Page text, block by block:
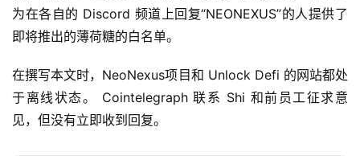
为在各自的 Discord 频道上回复“NEONEXUS”的人提供了
即将推出的薄荷糖的白名单。
在撰写本文时，NeoNexus项目和 Unlock Defi 的网站都处
于离线状态。 Cointelegraph 联系 Shi 和前员工征求意
见，但没有立即收到回复。